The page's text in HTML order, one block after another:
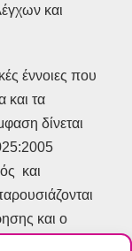
και
έννοιες που
και τα
δίνεται
και
και ο